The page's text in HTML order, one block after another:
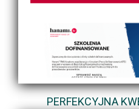
PERFEKCYJNA